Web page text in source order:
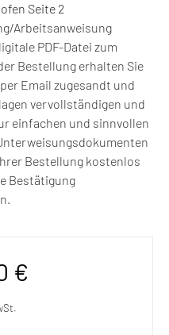
Seite 2
Arbeitsanweisung
PDF-Datei zum
Bestellung erhalten Sie
Email zugesandt und
vervollständigen und
einfachen und sinnvollen
Bestellung kostenlos
Bestätigung
€